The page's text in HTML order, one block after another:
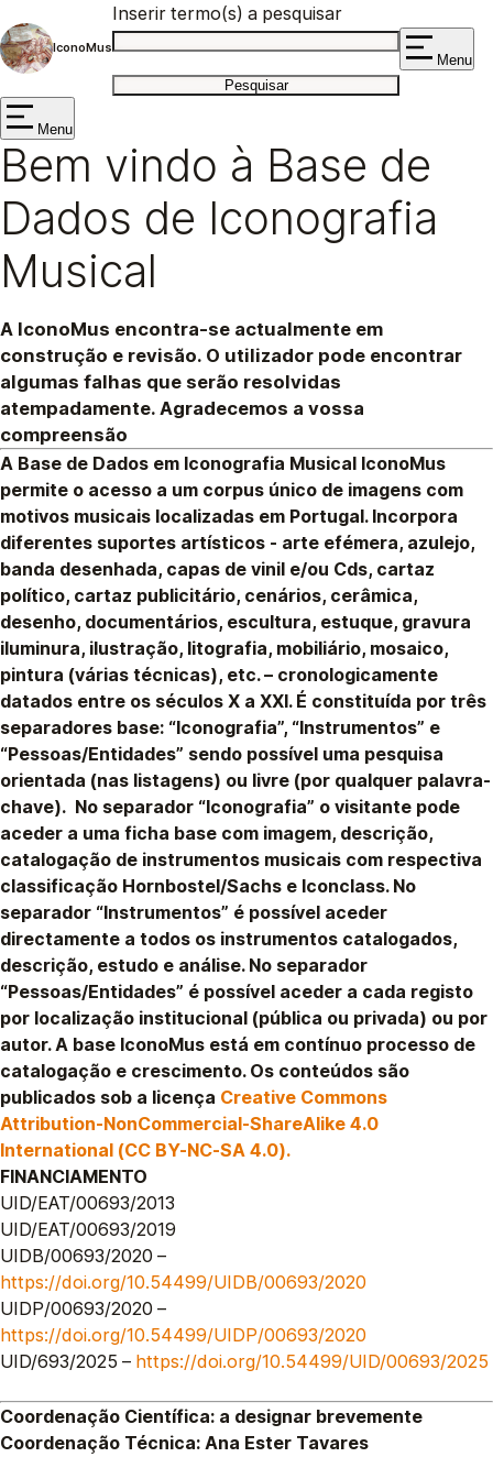
IconoMus
Inserir termo(s) a pesquisar
Menu
Menu
Bem vindo à Base de
Dados de Iconografia
Musical
A IconoMus encontra-se actualmente em
construção e revisão. O utilizador pode encontrar
algumas falhas que serão resolvidas
atempadamente. Agradecemos a vossa
compreensão
A Base de Dados em Iconografia Musical IconoMus
permite o acesso a um corpus único de imagens com
motivos musicais localizadas em Portugal. Incorpora
diferentes suportes artísticos - arte efémera, azulejo,
banda desenhada, capas de vinil e/ou Cds, cartaz
político, cartaz publicitário, cenários, cerâmica,
desenho, documentários, escultura, estuque, gravura
iluminura, ilustração, litografia, mobiliário, mosaico,
pintura (várias técnicas), etc. – cronologicamente
datados entre os séculos X a XXI. É constituída por três
separadores base: “Iconografia”, “Instrumentos” e
“Pessoas/Entidades” sendo possível uma pesquisa
orientada (nas listagens) ou livre (por qualquer palavra-
chave). No separador “Iconografia” o visitante pode
aceder a uma ficha base com imagem, descrição,
catalogação de instrumentos musicais com respectiva
classificação Hornbostel/Sachs e Iconclass. No
separador “Instrumentos” é possível aceder
directamente a todos os instrumentos catalogados,
descrição, estudo e análise. No separador
“Pessoas/Entidades” é possível aceder a cada registo
por localização institucional (pública ou privada) ou por
autor. A base IconoMus está em contínuo processo de
catalogação e crescimento. Os conteúdos são
publicados sob a licença Creative Commons
Attribution-NonCommercial-ShareAlike 4.0
International (CC BY-NC-SA 4.0).
FINANCIAMENTO
UID/EAT/00693/2013
UID/EAT/00693/2019
UIDB/00693/2020 –
https://doi.org/10.54499/UIDB/00693/2020
UIDP/00693/2020 –
https://doi.org/10.54499/UIDP/00693/2020
UID/693/2025 – https://doi.org/10.54499/UID/00693/2025
Coordenação Científica: a designar brevemente
Coordenação Técnica: Ana Ester Tavares